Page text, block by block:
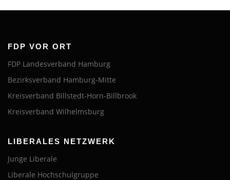
FDP VOR ORT
FDP Landesverband Hamburg
Bezirksverband Hamburg-Mitte
Kreisverband Billstedt-Horn-Billbrook
Kreisverband Wilhelmsburg
LIBERALES NETZWERK
Junge Liberale
Liberale Hochschulgruppe